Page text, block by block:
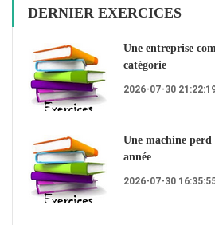
DERNIER EXERCICES
Une entreprise
catégorie
2026-07-30
Une machine perd
année
2026-07-30